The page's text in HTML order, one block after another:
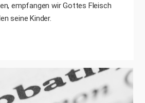
empfangen wir Gottes Fleisch
seine Kinder.